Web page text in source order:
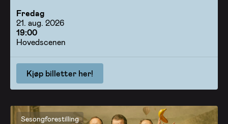
Fredag
21. aug. 2026
19:00
Hovedscenen
Kjøp billetter her!
Sesongforestilling